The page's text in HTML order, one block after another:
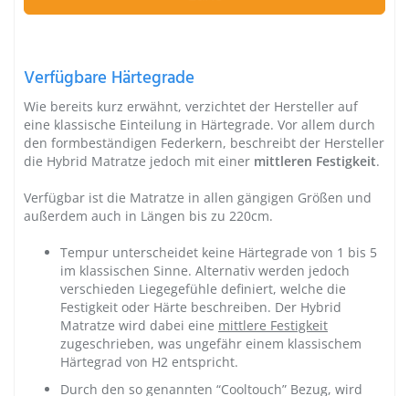
Verfügbare Härtegrade
Wie bereits kurz erwähnt, verzichtet der Hersteller auf
eine klassische Einteilung in Härtegrade. Vor allem durch
den formbeständigen Federkern, beschreibt der Hersteller
die Hybrid Matratze jedoch mit einer mittleren Festigkeit.
Verfügbar ist die Matratze in allen gängigen Größen und
außerdem auch in Längen bis zu 220cm.
Tempur unterscheidet keine Härtegrade von 1 bis 5
im klassischen Sinne. Alternativ werden jedoch
verschieden Liegegefühle definiert, welche die
Festigkeit oder Härte beschreiben. Der Hybrid
Matratze wird dabei eine mittlere Festigkeit
zugeschrieben, was ungefähr einem klassischem
Härtegrad von H2 entspricht.
Durch den so genannten “Cooltouch” Bezug, wird